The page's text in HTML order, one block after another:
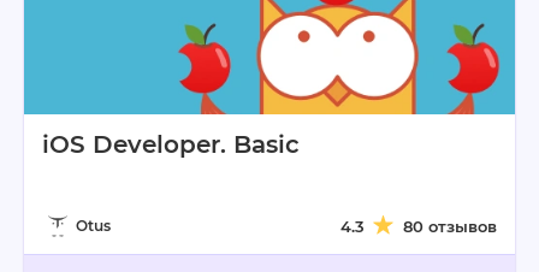
iOS Developer. Basic
Otus 4.3 80 отзывов